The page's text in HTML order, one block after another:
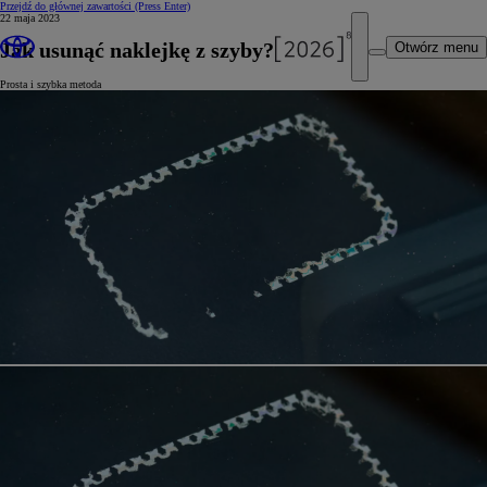
Przejdź do głównej zawartości (Press Enter)
Otwórz menu
22 maja 2023
Jak usunąć naklejkę z szyby?
Prosta i szybka metoda